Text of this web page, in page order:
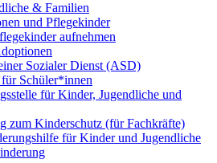
& Familien
und Pflegekinder
aufnehmen
Sozialer Dienst (ASD)
Schüler*innen
für Kinder, Jugendliche und
zum Kinderschutz (für Fachkräfte)
für Kinder und Jugendliche